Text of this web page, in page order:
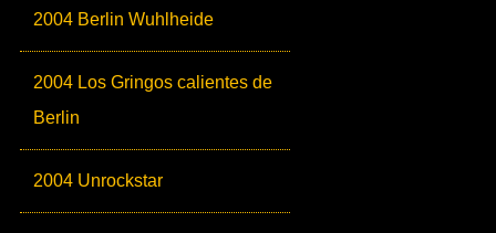
2004 Berlin Wuhlheide
2004 Los Gringos calientes de
Berlin
2004 Unrockstar